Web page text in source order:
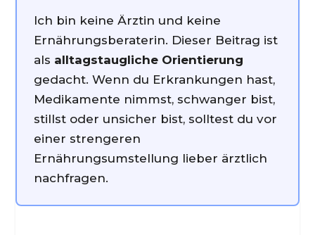
Ich bin keine Ärztin und keine
Ernährungsberaterin. Dieser Beitrag ist
als alltagstaugliche Orientierung
gedacht. Wenn du Erkrankungen hast,
Medikamente nimmst, schwanger bist,
stillst oder unsicher bist, solltest du vor
einer strengeren
Ernährungsumstellung lieber ärztlich
nachfragen.